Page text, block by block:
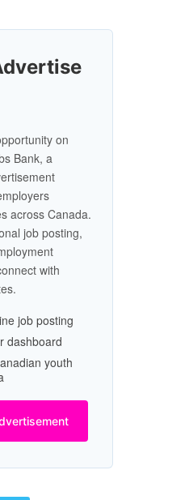
on
Bank, a
across Canada.
job posting,
with
job posting
dashboard
youth